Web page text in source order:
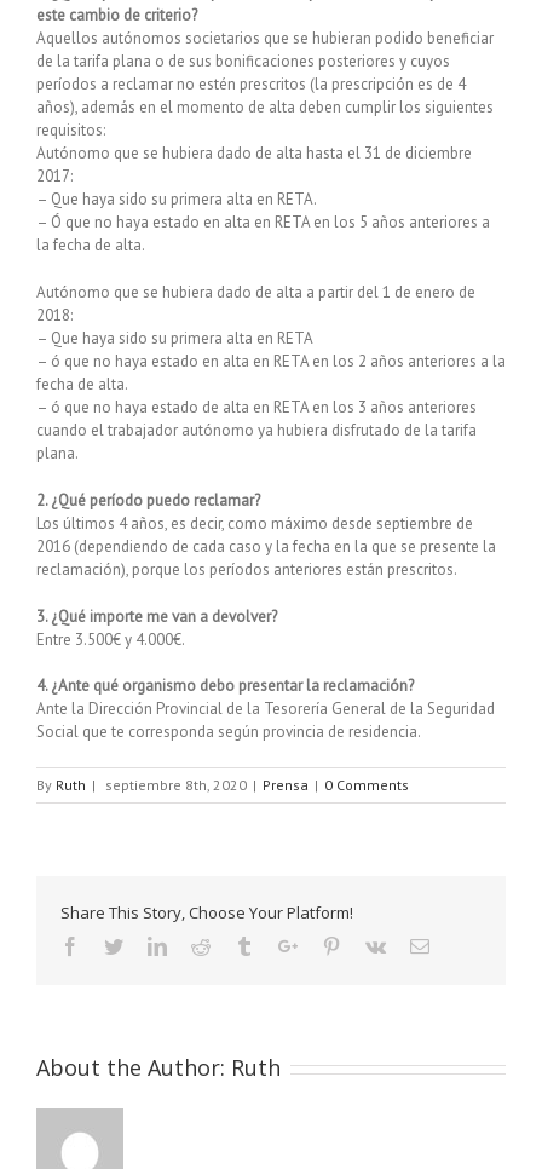
este cambio de criterio?
Aquellos autónomos societarios que se hubieran podido beneficiar
de la tarifa plana o de sus bonificaciones posteriores y cuyos
períodos a reclamar no estén prescritos (la prescripción es de 4
años), además en el momento de alta deben cumplir los siguientes
requisitos:
Autónomo que se hubiera dado de alta hasta el 31 de diciembre
2017:
– Que haya sido su primera alta en RETA.
– Ó que no haya estado en alta en RETA en los 5 años anteriores a
la fecha de alta.
Autónomo que se hubiera dado de alta a partir del 1 de enero de
2018:
– Que haya sido su primera alta en RETA
– ó que no haya estado en alta en RETA en los 2 años anteriores a la
fecha de alta.
– ó que no haya estado de alta en RETA en los 3 años anteriores
cuando el trabajador autónomo ya hubiera disfrutado de la tarifa
plana.
2. ¿Qué período puedo reclamar?
Los últimos 4 años, es decir, como máximo desde septiembre de
2016 (dependiendo de cada caso y la fecha en la que se presente la
reclamación), porque los períodos anteriores están prescritos.
3. ¿Qué importe me van a devolver?
Entre 3.500€ y 4.000€.
4. ¿Ante qué organismo debo presentar la reclamación?
Ante la Dirección Provincial de la Tesorería General de la Seguridad
Social que te corresponda según provincia de residencia.
By Ruth | septiembre 8th, 2020 | Prensa | 0 Comments
Share This Story, Choose Your Platform!
Facebook
TwitterLinkedinReddit TumblrGoogle+Pinterest
Vk Email
About the Author: Ruth